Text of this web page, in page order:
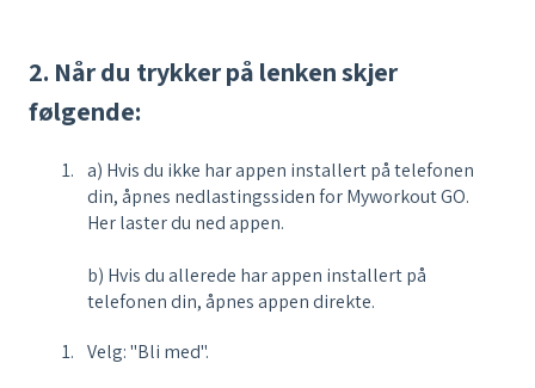
2. Når du trykker på lenken skjer
følgende:
a) Hvis du ikke har appen installert på telefonen
din, åpnes nedlastingssiden for Myworkout GO.
Her laster du ned appen.
b) Hvis du allerede har appen installert på
telefonen din, åpnes appen direkte.
Velg: "Bli med".